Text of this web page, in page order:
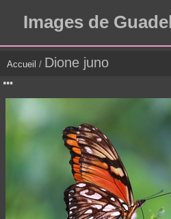
Images de
Accueil / Dione juno